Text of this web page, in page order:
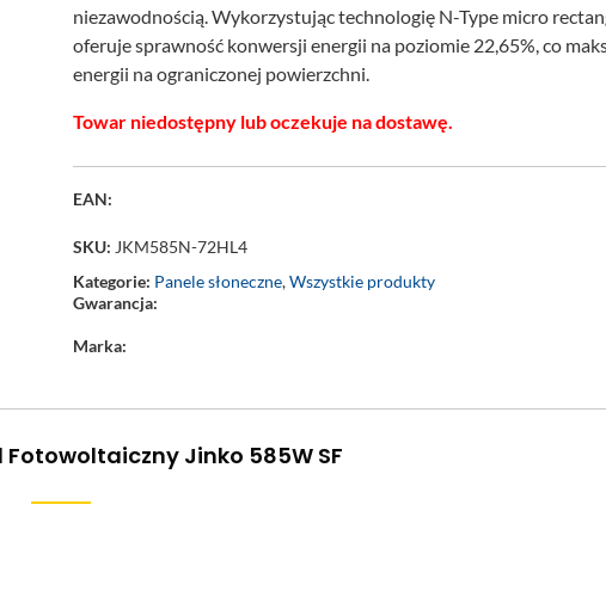
niezawodnością. Wykorzystując technologię N-Type micro
oferuje sprawność konwersji energii na poziomie 22,65%, co
energii na ograniczonej powierzchni.
Towar niedostępny lub oczekuje na dostawę.
EAN:
SKU: JKM585N-72HL4
Kategorie: Panele słoneczne,Wszystkie produkty
Gwarancja:
Marka:
Jinko 585W SF